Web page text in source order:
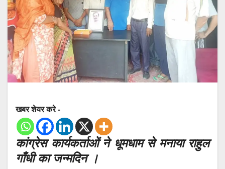
खबर शेयर करे -
कांग्रेस कार्यकर्ताओं ने धूमधाम से मनाया राहुल
गाँधी का जन्मदिन ।